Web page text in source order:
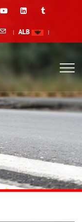
| ALB |